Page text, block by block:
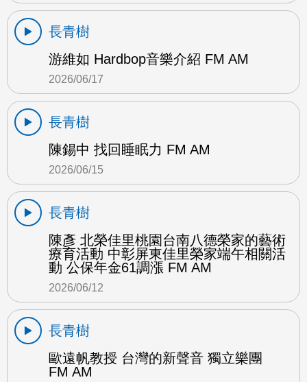
長青樹
游維如 Hardbop音樂介紹 FM AM
2026/06/17
長青樹
陳錫中 找回睡眠力 FM AM
2026/06/15
長青樹
陳彥 北榮佳里桃園台南八德榮家的藝術
療育活動 中彰屏東佳里榮家端午相關活
動 公保年金61調漲 FM AM
2026/06/12
長青樹
歐遠帆教授 台灣的新聲音 獨立樂團
FM AM